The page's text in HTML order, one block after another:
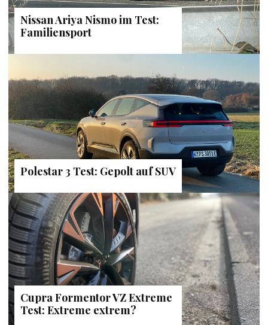
Nissan Ariya Nismo im Test:
Familiensport
Polestar 3 Test: Gepolt auf SUV
Cupra Formentor VZ Extreme
Test: Extreme extrem?